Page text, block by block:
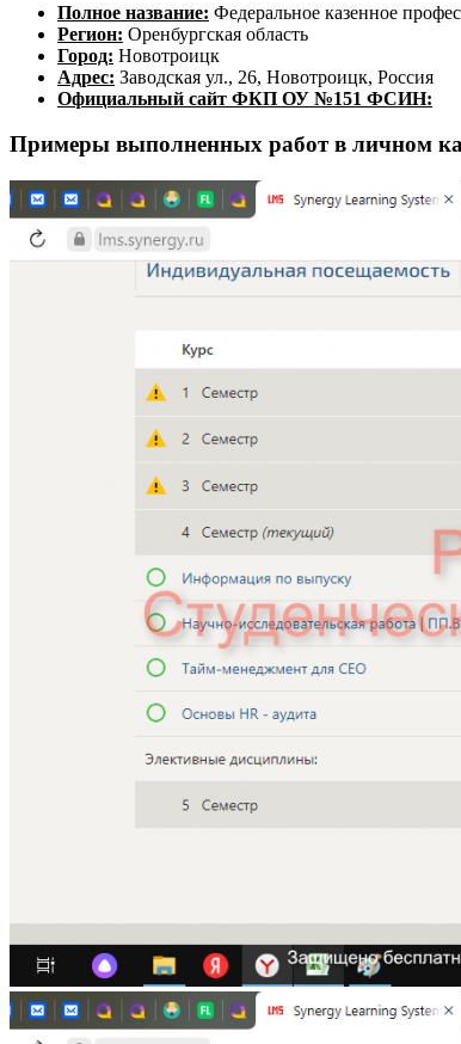
Полное название: Федеральное казенное
Регион: Оренбургская область
Город: Новотроицк
Адрес: Заводская ул., 26, Новотроицк, Россия
Официальный сайт ФКП ОУ №151 ФСИН:
Примеры выполненных работ в